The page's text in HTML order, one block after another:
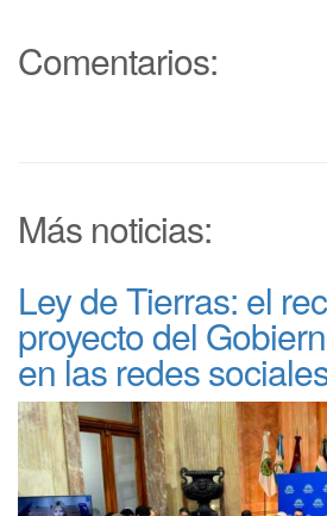
Comentarios:
Más noticias:
Ley de Tierras: el
proyecto del
en las redes